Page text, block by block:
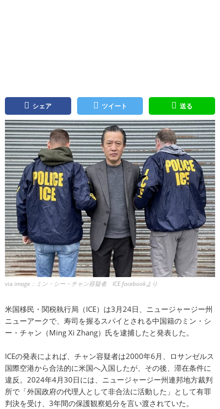
シェア ツイート 送る
via image：ミン・シー・チャン容疑者 ICE facebookより
米国移民・関税執行局（ICE）は3月24日、ニュージャージー州
ニューアークで、寿司を握るスパイとされる中国籍のミン・シ
ー・チャン（Ming Xi Zhang）氏を逮捕したと発表した。
ICEの発表によれば、チャン容疑者は2000年6月、ロサンゼルス
国際空港から合法的に米国へ入国したが、その後、滞在条件に
違反。2024年4月30日には、ニュージャージー州連邦地方裁判
所で「外国政府の代理人として非合法に活動した」として有罪
判決を受け、3年間の保護観察処分を言い渡されていた。